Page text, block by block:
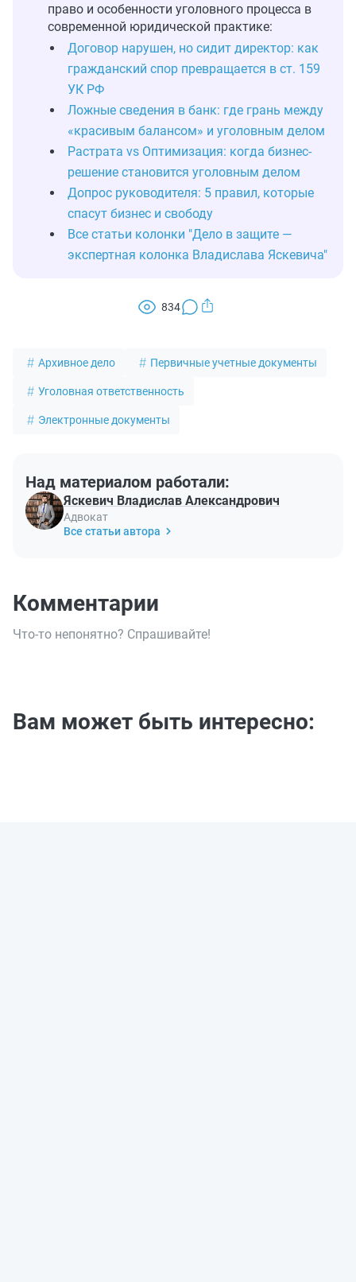
право и особенности уголовного процесса в
современной юридической практике:
Договор нарушен, но сидит директор: как
гражданский спор превращается в ст. 159
УК РФ
Ложные сведения в банк: где грань между
«красивым балансом» и уголовным делом
Растрата vs Оптимизация: когда бизнес-
решение становится уголовным делом
Допрос руководителя: 5 правил, которые
спасут бизнес и свободу
Все статьи колонки "Дело в защите —
экспертная колонка Владислава Яскевича"
834
Архивное дело Первичные учетные документы
Уголовная ответственность
Электронные документы
Над материалом работали:
Яскевич Владислав Александрович
Адвокат
Все статьи автора
Комментарии
Что-то непонятно? Спрашивайте!
Вам может быть интересно: